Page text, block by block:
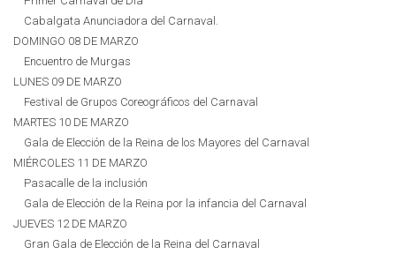
Cabalgata Anunciadora del Carnaval.
DOMINGO 08 DE MARZO
Encuentro de Murgas
LUNES 09 DE MARZO
Festival de Grupos Coreográficos del Carnaval
MARTES 10 DE MARZO
Gala de Elección de la Reina de los Mayores del Carnaval
MIÉRCOLES 11 DE MARZO
Pasacalle de la inclusión
Gala de Elección de la Reina por la infancia del Carnaval
JUEVES 12 DE MARZO
Gran Gala de Elección de la Reina del Carnaval